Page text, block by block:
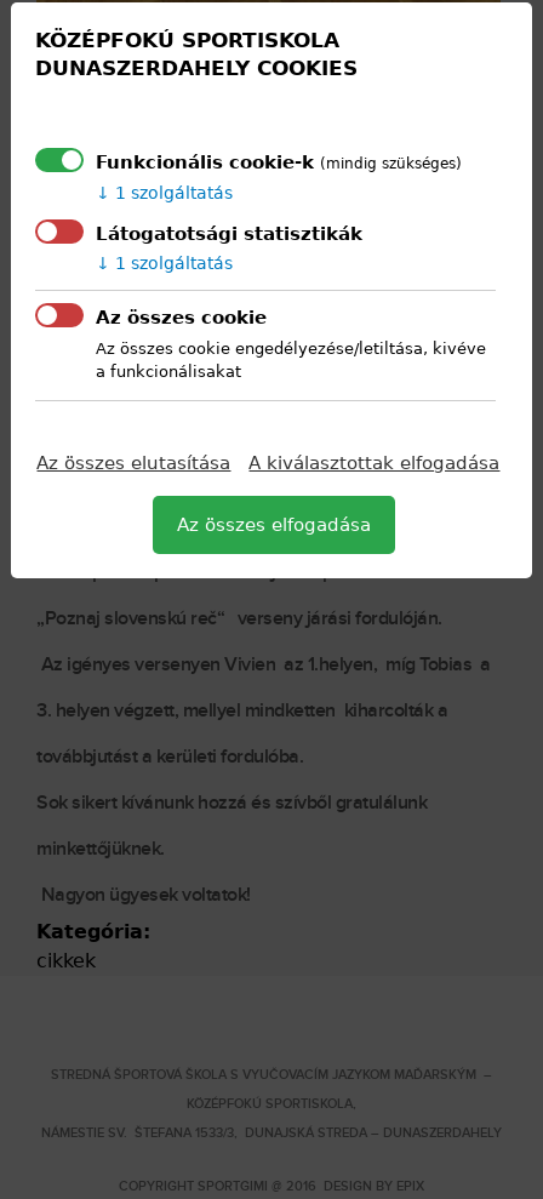
2026. március 11-énLábodi Vivien és Hegedűs Tobias,
„Poznaj slovenskú reč“ verseny járási fordulóján.
Az igényes versenyen Vivien az 1.helyen, míg Tobias a
3. helyen végzett, mellyel mindketten kiharcolták a
továbbjutást a kerületi fordulóba.
Sok sikert kívánunk hozzá és szívből gratulálunk
minkettőjüknek.
Nagyon ügyesek voltatok!
Kategória:
cikkek
STREDNÁ ŠPORTOVÁ ŠKOLA S VYUČOVACÍM JAZYKOM MAĎARSKÝM –
KÖZÉPFOKÚ SPORTISKOLA,
NÁMESTIE SV. ŠTEFANA 1533/3, DUNAJSKÁ STREDA – DUNASZERDAHELY
COPYRIGHT SPORTGIMI @ 2016 DESIGN BY EPIX
KÖZÉPFOKÚ SPORTISKOLA
DUNASZERDAHELY COOKIES
Funkcionális cookie-k (mindig szükséges)
1 szolgáltatás
Látogatotsági statisztikák
1 szolgáltatás
Az összes cookie
Az összes cookie engedélyezése/letiltása, kivéve
a funkcionálisakat
Az összes elutasítása A kiválasztottak elfogadása
Az összes elfogadása